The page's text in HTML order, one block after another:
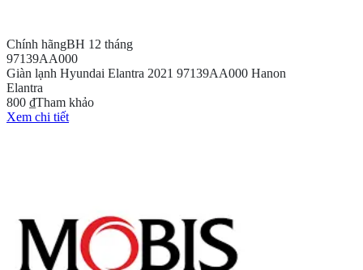
Chính hãngBH 12 tháng
97139AA000
Giàn lạnh Hyundai Elantra 2021 97139AA000 Hanon
Elantra
800 ₫Tham khảo
Xem chi tiết